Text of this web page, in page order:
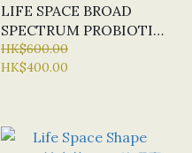
LIFE SPACE BROAD
SPECTRUM PROBIOTIC
廣效益生菌 X 60 粒膠囊
HK$600.00
HK$400.00